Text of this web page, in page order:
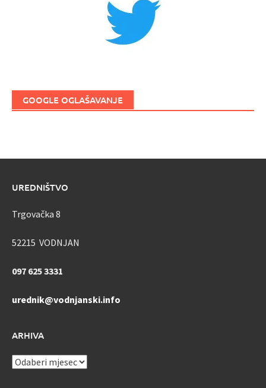
GOOGLE OGLAŠAVANJE
UREDNIŠTVO
Trgovačka 8
52215 VODNJAN
097 625 3331
urednik@vodnjanski.info
ARHIVA
ARHIVA